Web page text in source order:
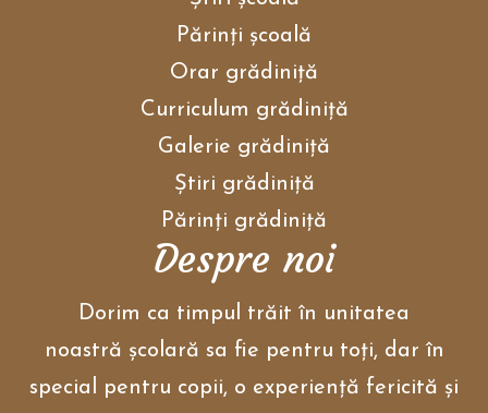
Părinţi școală
Orar grădiniţă
Curriculum grădiniţă
Galerie grădiniţă
Ştiri grădiniţă
Părinţi grădiniţă
Despre noi
Dorim ca timpul trăit în unitatea
noastră școlară sa fie pentru toți, dar în
special pentru copii, o experiență fericită și